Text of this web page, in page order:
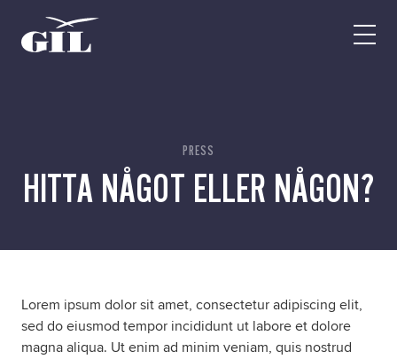
Open
Utbildningar & Event
Jobb
PRESS
HITTA NÅGOT ELLER NÅGON?
Lorem ipsum dolor sit amet, consectetur adipiscing elit,
sed do eiusmod tempor incididunt ut labore et dolore
magna aliqua. Ut enim ad minim veniam, quis nostrud